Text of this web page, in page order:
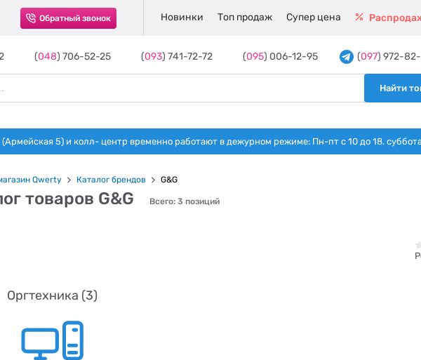
Обратный звонок Новинки Топ продаж Супер цена
(048) 706-52-25 (093) 741-72-72 (095) 006-12-95 (097) 972-
Найти
5) и колл- центр временно работают в дежурном режиме: Пн-пт с 10 до 18. суббота
Qwerty Каталог брендов G&G
товаров G&G Всего: 3 позиций
Оргтехника (3)